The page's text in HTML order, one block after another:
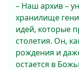
– Наш архив –
хранилище
идей, которые
столетия. Он,
рождения и
остается в